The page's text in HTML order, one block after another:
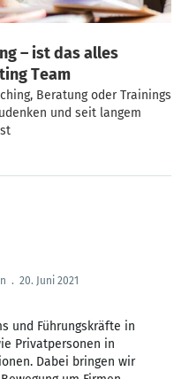
– ist das alles
Team
Beratung oder Trainings
und seit langem
. 20. Juni 2021
und Führungskräfte in
Privatpersonen in
Dabei bringen wir